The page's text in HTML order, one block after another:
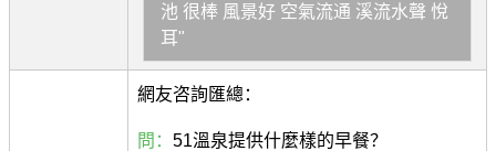
池 很棒 風景好 空氣流通 溪流水聲 悅
耳"
網友咨詢匯總：
問： 51溫泉提供什麼樣的早餐？